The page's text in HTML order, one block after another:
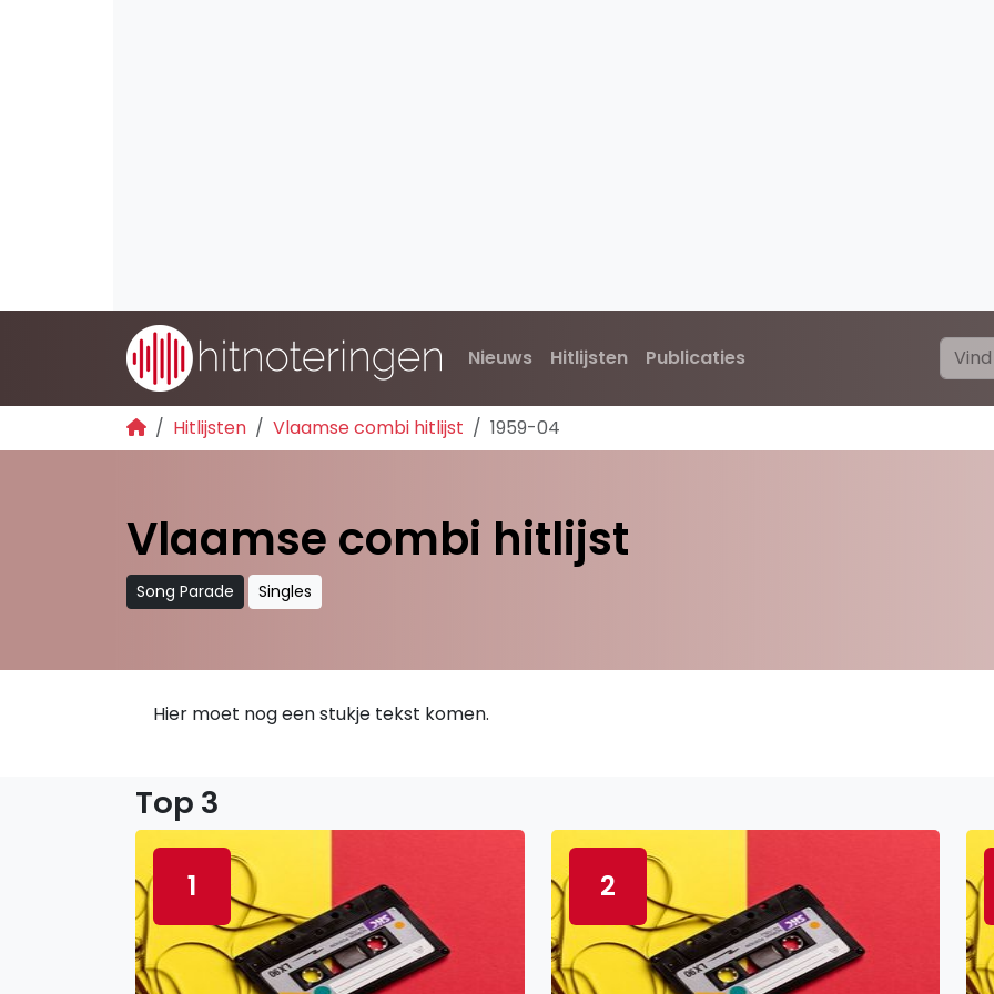
Nieuws Hitlijsten Publicaties
Hitlijsten Vlaamse combi hitlijst 1959-04
Vlaamse combi hitlijst
Song Parade Singles
Hier moet nog een stukje tekst komen.
Top 3
1 2